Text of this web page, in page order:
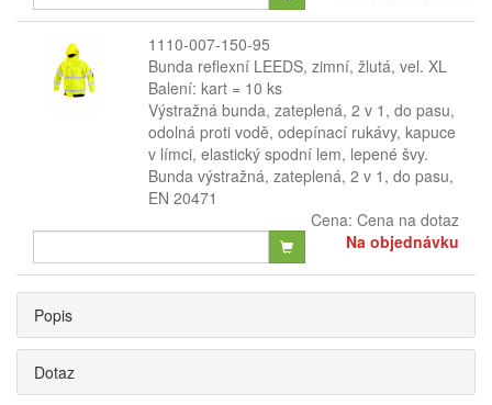
1110-007-150-95
Bunda reflexní LEEDS, zimní, žlutá, vel. XL
Balení: kart = 10 ks
Výstražná bunda, zateplená, 2 v 1, do pasu,
odolná proti vodě, odepínací rukávy, kapuce
v límci, elastický spodní lem, lepené švy.
Bunda výstražná, zateplená, 2 v 1, do pasu,
EN 20471
Cena: Cena na dotaz
Na objednávku
Popis
Dotaz